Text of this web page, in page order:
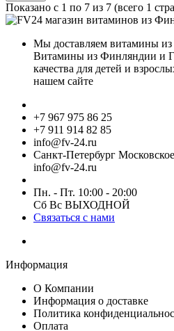
Показано с 1 по 7 из 7 (всего 1
Мы доставляем витамины
Витамины из Финляндии и
качества для детей и
нашем сайте
+7 967 975 86 25
+7 911 914 82 85
info@fv-24.ru
Санкт-Петербург
info@fv-24.ru
Пн. - Пт. 10:00 - 20:00
Сб Вс ВЫХОДНОЙ
Связаться с нами
Информация
О Компании
Информация о доставке
Политика
Оплата